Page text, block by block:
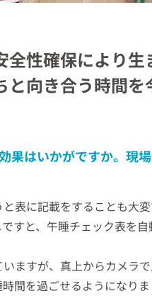
性確保により生
と向き合う時間
果はいかがですか。現
表に記載をすることも大
すと、午睡チェック表を
ますが、真上からカメラ
間を過ごせるようになりま